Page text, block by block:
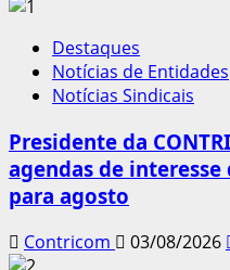
Destaques
Notícias de Entidades
Notícias Sindicais
Presidente da
agendas de
para agosto
Contricom 03/08/2026